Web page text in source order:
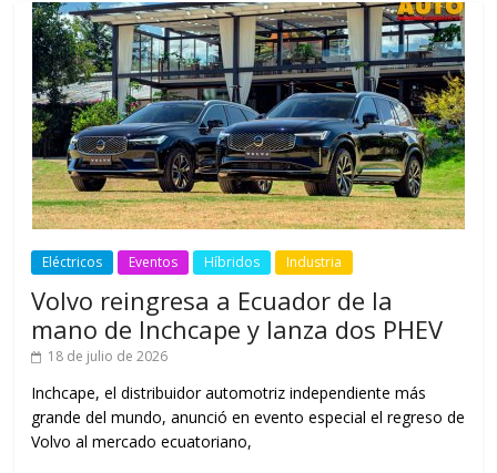
Eléctricos Eventos Híbridos Industria
Volvo reingresa a Ecuador de la
mano de Inchcape y lanza dos PHEV
18 de julio de 2026
Inchcape, el distribuidor automotriz independiente más
grande del mundo, anunció en evento especial el regreso de
Volvo al mercado ecuatoriano,